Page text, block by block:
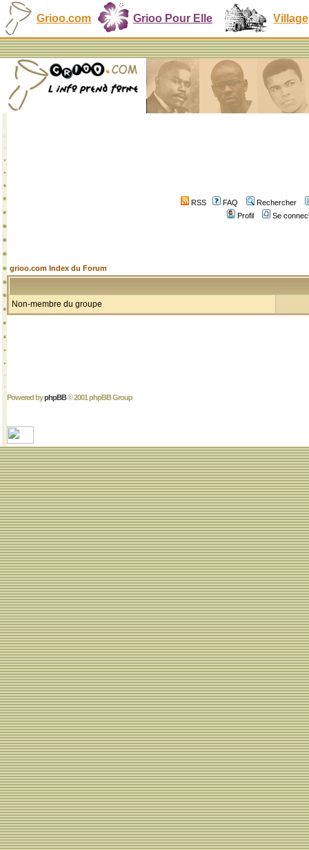
Grioo.com Grioo Pour Elle Village
RSS FAQ
Rechercher
Profil
Se
grioo.com Index du Forum
Non-membre du groupe
Powered byphpBB© 2001 phpBB Group